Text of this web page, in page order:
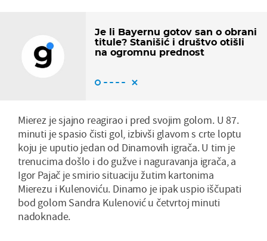
Je li Bayernu gotov san o obrani
titule? Stanišić i društvo otišli
na ogromnu prednost
Mierez je sjajno reagirao i pred svojim golom. U 87.
minuti je spasio čisti gol, izbivši glavom s crte loptu
koju je uputio jedan od Dinamovih igrača. U tim je
trenucima došlo i do gužve i naguravanja igrača, a
Igor Pajač je smirio situaciju žutim kartonima
Mierezu i Kulenoviću. Dinamo je ipak uspio iščupati
bod golom Sandra Kulenović u četvrtoj minuti
nadoknade.